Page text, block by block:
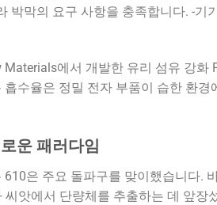
박막의 요구 사항을 충족합니다. -기
에서 개발한 유리 섬유 강
수율은 정밀 전자 부품이 습한 환
운 패러다임
은 주요 돌파구를 맞이했습니다.
앗에서 단량체를 추출하는 데 앞장